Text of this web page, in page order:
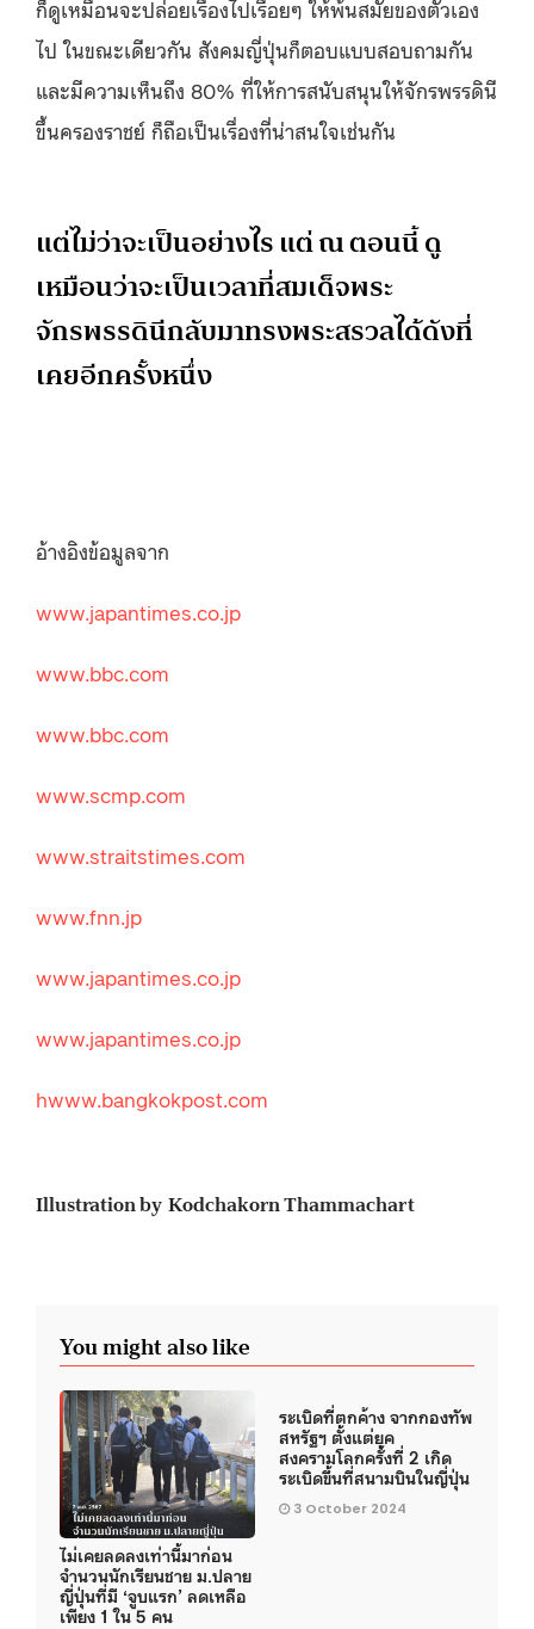
ก็ดูเหมือนจะปล่อยเรื่องไปเรื่อยๆ ให้พ้นสมัยของตัวเอง
ไป ในขณะเดียวกัน สังคมญี่ปุ่นก็ตอบแบบสอบถามกัน
และมีความเห็นถึง 80% ที่ให้การสนับสนุนให้จักรพรรดินี
ขึ้นครองราชย์ ก็ถือเป็นเรื่องที่น่าสนใจเช่นกัน
แต่ไม่ว่าจะเป็นอย่างไร แต่ ณ ตอนนี้ ดู
เหมือนว่าจะเป็นเวลาที่สมเด็จพระ
จักรพรรดินีกลับมาทรงพระสรวลได้ดังที่
เคยอีกครั้งหนึ่ง
อ้างอิงข้อมูลจาก
www.japantimes.co.jp
www.bbc.com
www.bbc.com
www.scmp.com
www.straitstimes.com
www.fnn.jp
www.japantimes.co.jp
www.japantimes.co.jp
hwww.bangkokpost.com
Illustration by Kodchakorn Thammachart
You might also like
ไม่เคยลดลงเท่านี้มาก่อน
จำนวนนักเรียนชาย ม.ปลาย
ญี่ปุ่นที่มี ‘จูบแรก’ ลดเหลือ
เพียง 1 ใน 5 คน
ระเบิดที่ตกค้าง จากกองทัพ
สหรัฐฯ ตั้งแต่ยุค
สงครามโลกครั้งที่ 2 เกิด
ระเบิดขึ้นที่สนามบินในญี่ปุ่น
3 October 2024